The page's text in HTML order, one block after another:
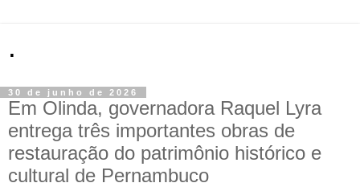
.
30 de junho de 2026
Em Olinda, governadora Raquel Lyra
entrega três importantes obras de
restauração do patrimônio histórico e
cultural de Pernambuco